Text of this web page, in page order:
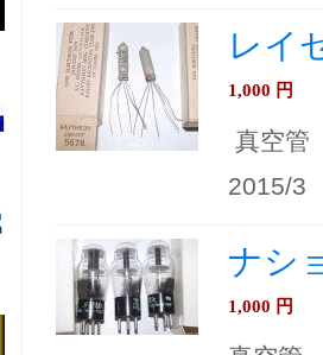
レイ
1,000 円
真空管
2015/3
ナシ
1,000 円